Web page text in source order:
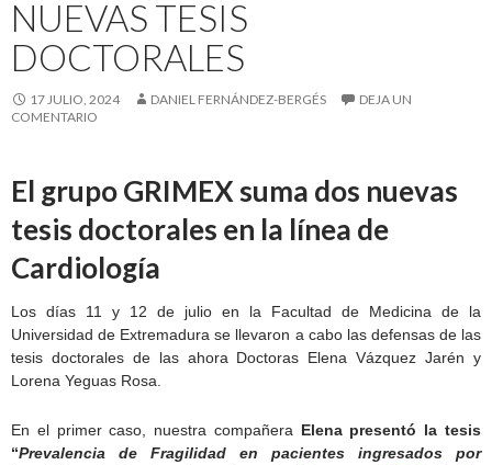
NUEVAS TESIS
DOCTORALES
17 JULIO, 2024 DANIEL FERNÁNDEZ-BERGÉS
DEJA UN
COMENTARIO
El grupo GRIMEX suma dos nuevas
tesis doctorales en la línea de
Cardiología
Los días 11 y 12 de julio en la Facultad de Medicina de la
Universidad de Extremadura se llevaron a cabo las defensas de las
tesis doctorales de las ahora Doctoras Elena Vázquez Jarén y
Lorena Yeguas Rosa.
En el primer caso, nuestra compañera Elena presentó la tesis
“Prevalencia de Fragilidad en pacientes ingresados por